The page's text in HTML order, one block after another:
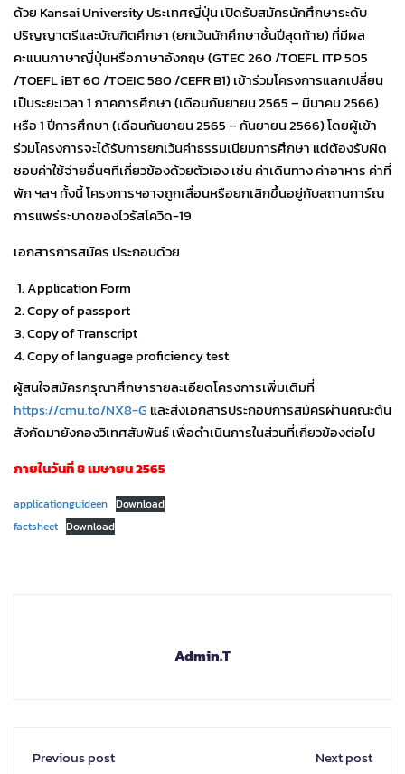
ด้วย Kansai University ประเทศญี่ปุ่น เปิดรับสมัครนักศึกษาระดับ
ปริญญาตรีและบัณฑิตศึกษา (ยกเว้นนักศึกษาชั้นปีสุดท้าย) ที่มีผล
คะแนนภาษาญี่ปุ่นหรือภาษาอังกฤษ (GTEC 260 /TOEFL ITP 505
/TOEFL iBT 60 /TOEIC 580 /CEFR B1) เข้าร่วมโครงการแลกเปลี่ยน
เป็นระยะเวลา 1 ภาคการศึกษา (เดือนกันยายน 2565 – มีนาคม 2566)
หรือ 1 ปีการศึกษา (เดือนกันยายน 2565 – กันยายน 2566) โดยผู้เข้า
ร่วมโครงการจะได้รับการยกเว้นค่าธรรมเนียมการศึกษา แต่ต้องรับผิด
ชอบค่าใช้จ่ายอื่นๆที่เกี่ยวข้องด้วยตัวเอง เช่น ค่าเดินทาง ค่าอาหาร ค่าที่
พัก ฯลฯ ทั้งนี้ โครงการฯอาจถูกเลื่อนหรือยกเลิกขึ้นอยู่กับสถานการ์ณ
การแพร่ระบาดของไวรัสโควิด-19
เอกสารการสมัคร ประกอบด้วย
Application Form
Copy of passport
Copy of Transcript
Copy of language proficiency test
ผู้สนใจสมัครกรุณาศึกษารายละเอียดโครงการเพิ่มเติมที่
https://cmu.to/NX8-G และส่งเอกสารประกอบการสมัครผ่านคณะต้น
สังกัดมายังกองวิเทศสัมพันธ์ เพื่อดำเนินการในส่วนที่เกี่ยวข้องต่อไป
ภายในวันที่ 8 เมษายน 2565
applicationguideen Download
factsheet Download
Admin.T
Previous post Next post